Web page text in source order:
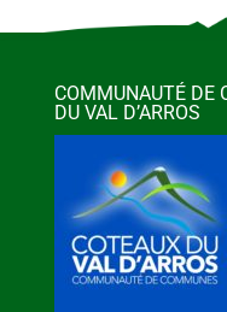
COMMUNAUTÉ DE
DU VAL D’ARROS